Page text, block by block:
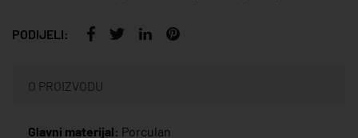
PODIJELI:
O PROIZVODU
Glavni materijal: Porculan